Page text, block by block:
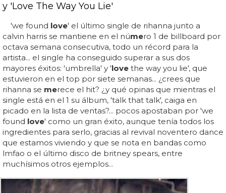
y 'Love The Way You Lie'
'we found love' el último single de rihanna junto a
calvin harris se mantiene en el número 1 de billboard por
octava semana consecutiva, todo un récord para la
artista... el single ha conseguido superar a sus dos
mayores éxitos: 'umbrella' y 'love the way you lie', que
estuvieron en el top por siete semanas... ¿crees que
rihanna se merece el hit? ¿y qué opinas que mientras el
single está en el 1 su álbum, 'talk that talk', caiga en
picado en la lista de ventas?... pocos apostaban por 'we
found love' como un gran éxito, aunque tenía todos los
ingredientes para serlo, gracias al revival noventero dance
que estamos viviendo y que se nota en bandas como
lmfao o el último disco de britney spears, entre
muchísimos otros ejemplos...